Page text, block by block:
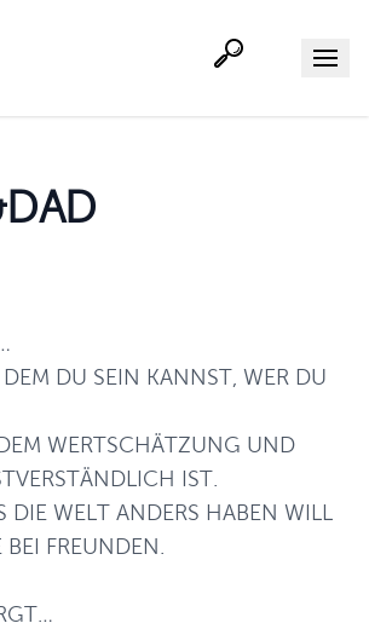
DU SEIN KANNST, WER DU
WERTSCHÄTZUNG UND
IST.
DIE WELT ANDERS HABEN WILL
FREUNDEN.